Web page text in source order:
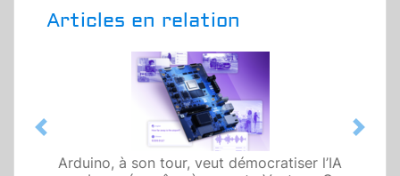
Articles en relation
Arduino, à son tour, veut démocratiser l’IA
Previous Next